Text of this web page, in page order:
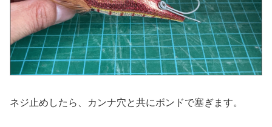
ネジ止めしたら、カンナ穴と共にボンドで塞ぎます。